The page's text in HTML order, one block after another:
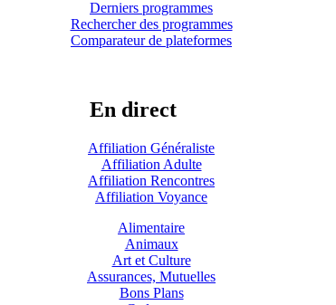
Derniers programmes
Rechercher des programmes
Comparateur de plateformes
En direct
Affiliation Généraliste
Affiliation Adulte
Affiliation Rencontres
Affiliation Voyance
Alimentaire
Animaux
Art et Culture
Assurances, Mutuelles
Bons Plans